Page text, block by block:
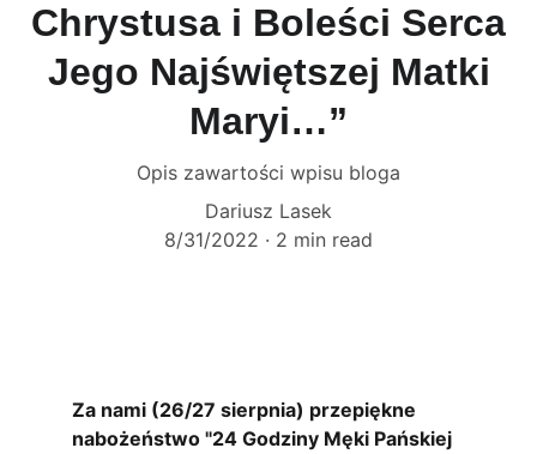
Chrystusa i Boleści Serca
Jego Najświętszej Matki
Maryi…”
Opis zawartości wpisu bloga
Dariusz Lasek
8/31/2022
2 min read
Za nami (26/27 sierpnia) przepiękne
nabożeństwo "24 Godziny Męki Pańskiej